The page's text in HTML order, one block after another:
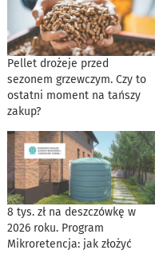
Pellet drożeje przed
sezonem grzewczym. Czy to
ostatni moment na tańszy
zakup?
8 tys. zł na deszczówkę w
2026 roku. Program
Mikroretencja: jak złożyć